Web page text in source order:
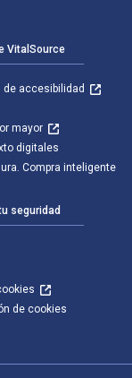
VitalSource
de accesibilidad
mayor
digitales
Compra inteligente
seguridad
de cookies